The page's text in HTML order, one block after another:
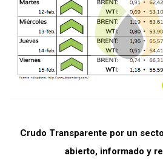
Crudo Transparente por un
abierto, informado y